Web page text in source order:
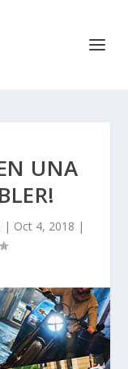
UNA
| Oct 4, 2018 |